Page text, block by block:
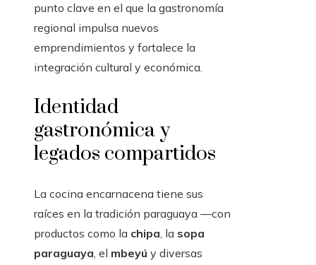
punto clave en el que la gastronomía
regional impulsa nuevos
emprendimientos y fortalece la
integración cultural y económica.
Identidad
gastronómica y
legados compartidos
La cocina encarnacena tiene sus
raíces en la tradición paraguaya —con
productos como la chipa, la sopa
paraguaya, el mbeyú y diversas